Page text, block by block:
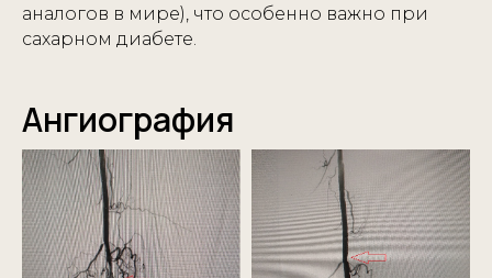
аналогов в мире), что особенно важно при
сахарном диабете.
Ангиография